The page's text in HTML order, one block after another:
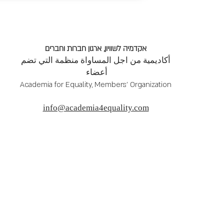
אקדמיה לשוויון, ארגון חברות וחברים
أكاديمية من اجل المساواة منظمة التي تضم
أعضاء
Academia for Equality, Members' Organization
info@academia4equality.com